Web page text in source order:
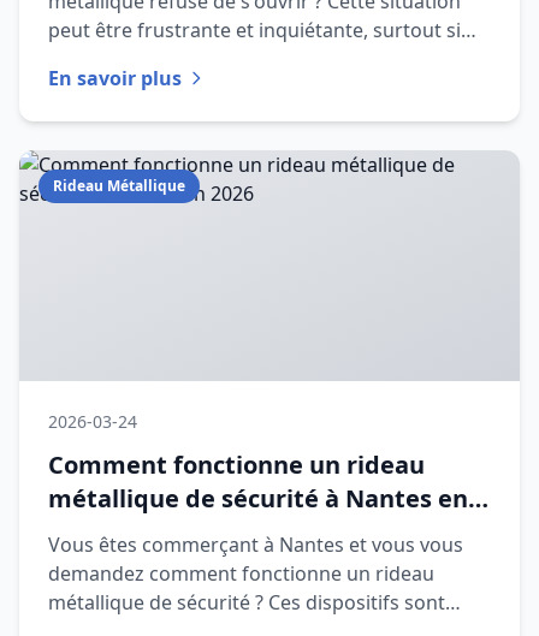
peut être frustrante et inquiétante, surtout si
En savoir plus
Rideau Métallique
2026-03-24
Comment fonctionne un rideau
métallique de sécurité à Nantes en
2026
Vous êtes commerçant à Nantes et vous vous
demandez comment fonctionne un rideau
métallique de sécurité ? Ces dispositifs sont